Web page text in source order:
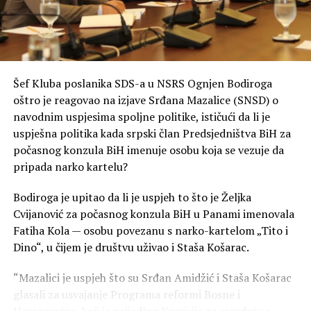
Moja najjasnija poruka građanima je da će onog trenutka
kada mi budemo ti koji vode zajedničke institucije, PDV
će biti ukinut u jednom danu i akcize će biti smanjene.
Gdje su sve te pare od akciza, ja ih ne vidim kroz puteve i
autoputeve“, kaže Stanivuković.
Vraćanje novca od akciza građanima od strane lokalnih
zajednica je neustavno, nelogično i nešto na što niko
dobronamjeran ne bi pozvao, smatra načelnik Istočne
Ilidže Marinko Božović.
„Oni su naučili da lokalne zajednice učine zavisnim, a da
im onda na kašičicu daju neka sredstva. Sada bi da i ono
što po trenutnim zakonima, koji su takođe loši, po
kojima lokalne zajednice dobijaju jako malo, trebali
nečega da se odreknu“, objašnjava Božović.
SNSD više od šest mjeseci u Domu naroda blokira
Šef Kluba poslanika SDS-a u NSRS Ognjen Bodiroga
oštro je reagovao na izjave Srđana Mazalice (SNSD) o
navodnim uspjesima spoljne politike, ističući da li je
uspješna politika kada srpski član Predsjedništva BiH za
počasnog konzula BiH imenuje osobu koja se vezuje da
pripada narko kartelu?
Bodiroga je upitao da li je uspjeh to što je Željka
Cvijanović za počasnog konzula BiH u Panami imenovala
Fatiha Kola — osobu povezanu s narko-kartelom „Tito i
Dino“, u čijem je društvu uživao i Staša Košarac.
“Mazalici je uspjeh što su Srđan Amidžić i Staša Košarac
glasali za usvajanje Programa reformi Bosne i